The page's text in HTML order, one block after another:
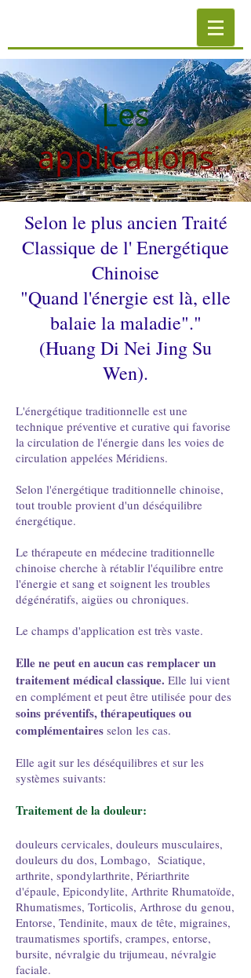
Les
applications
Selon le plus ancien Traité
Classique de l' Energétique
Chinoise
"Quand l'énergie est là, elle
balaie la maladie"."
(Huang Di Nei Jing Su
Wen).
L'énergétique traditionnelle est une
technique préventive et curative qui favorise
la circulation de l'énergie dans les voies de
circulation appelées Méridiens.
Selon l'énergétique traditionnelle chinoise,
tout trouble provient d'un déséquilibre
énergétique.
Le thérapeute en médecine traditionnelle
chinoise cherche à rétablir l'équilibre entre
l'énergie et sang et soignent les troubles
dégénératifs, aigües ou chroniques.
Le champs d'application est très vaste.
Elle ne peut en aucun cas remplacer un
traitement médical classique. Elle lui vient
en complément et peut être utilisée pour des
soins préventifs, thérapeutiques ou
complémentaires selon les cas.
Elle agit sur les déséquilibres et sur les
systèmes suivants:
Traitement de la douleur:
douleurs cervicales, douleurs musculaires,
douleurs du dos, Lombago, Sciatique,
arthrite, spondylarthrite, Périarthrite
d'épaule, Epicondylite, Arthrite Rhumatoïde,
Rhumatismes, Torticolis, Arthrose du genou,
Entorse, Tendinite, maux de tête, migraines,
traumatismes sportifs, crampes, entorse,
bursite, névralgie du trijumeau, névralgie
faciale.